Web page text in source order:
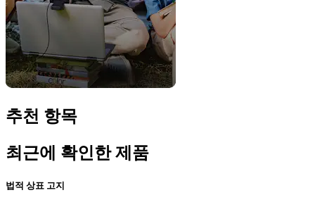
추천 항목
최근에 확인한 제품
법적 상표 고지